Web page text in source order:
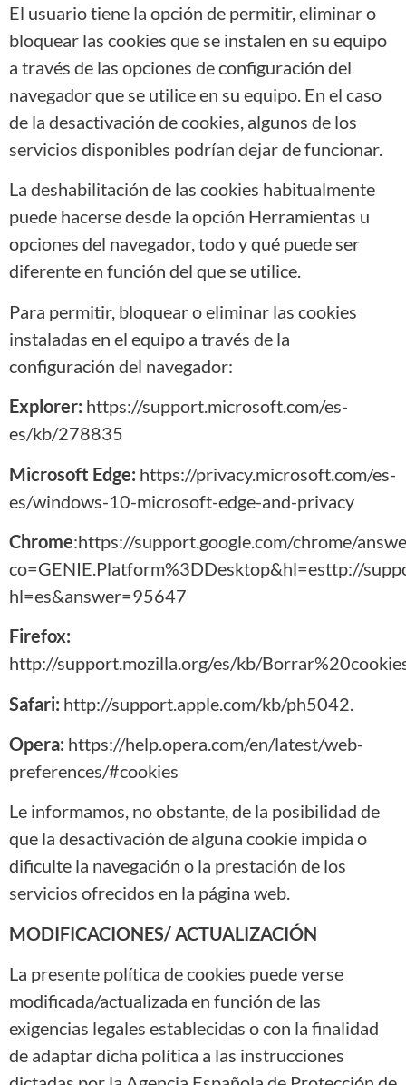
El usuario tiene la opción de permitir, eliminar o
bloquear las cookies que se instalen en su equipo
a través de las opciones de configuración del
navegador que se utilice en su equipo. En el caso
de la desactivación de cookies, algunos de los
servicios disponibles podrían dejar de funcionar.
La deshabilitación de las cookies habitualmente
puede hacerse desde la opción Herramientas u
opciones del navegador, todo y qué puede ser
diferente en función del que se utilice.
Para permitir, bloquear o eliminar las cookies
instaladas en el equipo a través de la
configuración del navegador:
Explorer: https://support.microsoft.com/es-
es/kb/278835
Microsoft Edge: https://privacy.microsoft.com/es-
es/windows-10-microsoft-edge-and-privacy
Chrome:https://support.google.com/chrome/
co=GENIE.Platform%3DDesktop&hl=esttp://
hl=es&answer=95647
Firefox:
http://support.mozilla.org/es/kb/
Safari: http://support.apple.com/kb/ph5042.
Opera: https://help.opera.com/en/latest/web-
preferences/#cookies
Le informamos, no obstante, de la posibilidad de
que la desactivación de alguna cookie impida o
dificulte la navegación o la prestación de los
servicios ofrecidos en la página web.
MODIFICACIONES/ ACTUALIZACIÓN
La presente política de cookies puede verse
modificada/actualizada en función de las
exigencias legales establecidas o con la finalidad
de adaptar dicha política a las instrucciones